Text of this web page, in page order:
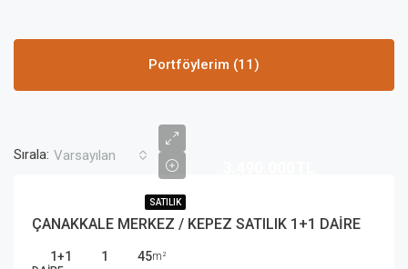
Portföylerim (11)
Sırala: Varsayılan
SATILIK
ÇANAKKALE MERKEZ / KEPEZ SATILIK 1+1 DAİRE
1+1 1 45m²